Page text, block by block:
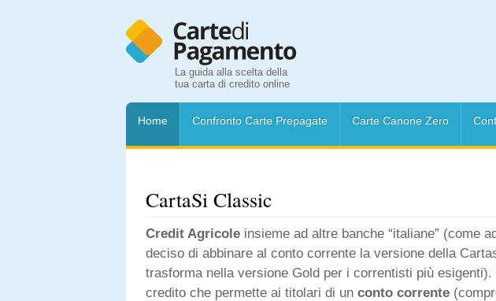
La guida alla scelta della
tua carta di credito online
Home Confronto Carte Prepagate Carte Canone Zero
CartaSi Classic
Credit Agricole insieme ad altre banche “italiane” (come
deciso di abbinare al conto corrente la versione della
trasforma nella versione Gold per i correntisti più
credito che permette ai titolari di un conto corrente